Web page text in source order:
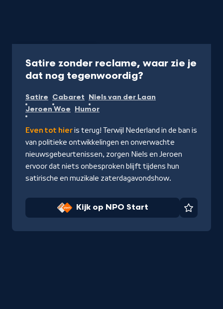
Satire zonder reclame, waar zie je
dat nog tegenwoordig?
op
Start
Satire Cabaret Niels van der Laan
Jeroen Woe Humor
Even tot hieris terug! Terwijl Nederland in de ban is
van politieke ontwikkelingen en onverwachte
nieuwsgebeurtenissen, zorgen Niels en Jeroen
ervoor dat niets onbesproken blijft tijdens hun
satirische en muzikale zaterdagavondshow.
Kijk op NPO Start